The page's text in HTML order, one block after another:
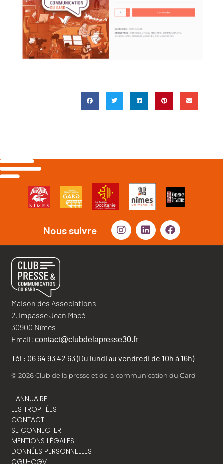
Nous suivre
Maison des Associations
2, impasse Jean Macé
30900 Nîmes
Email: contact@clubdelapresse30.fr
Tél : 06 64 93 42 63 (Du lundi au vendredi de 10h à 16h)
© 2026 Club de la presse et de la communication du Gard
L'ANNUAIRE
LES TROPHÉES
CONTACT
SE CONNECTER
MENTIONS LÉGALES
DONNÉES PERSONNELLES
CGU-CGV